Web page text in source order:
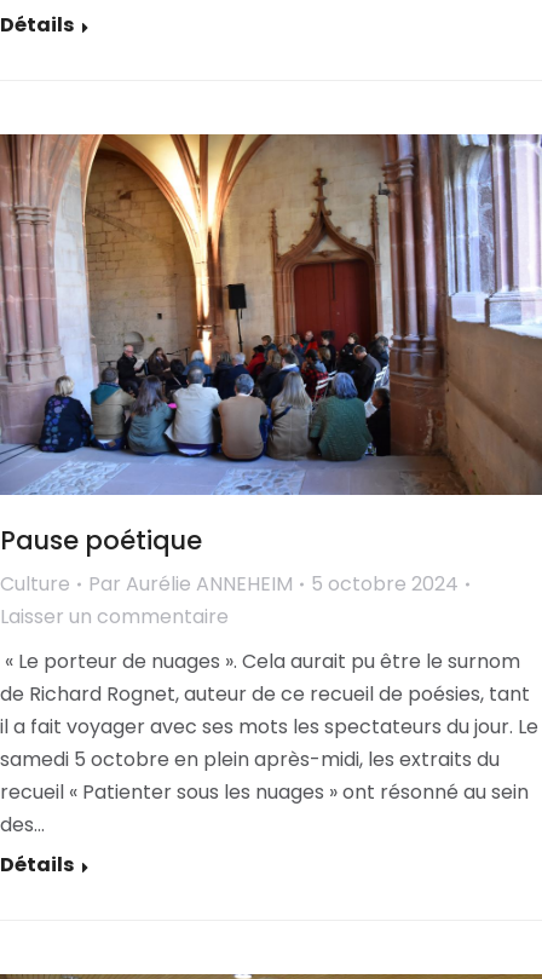
Détails
Pause poétique
Culture Par Aurélie ANNEHEIM
5 octobre 2024
Laisser un commentaire
« Le porteur de nuages ». Cela aurait pu être le surnom
de Richard Rognet, auteur de ce recueil de poésies, tant
il a fait voyager avec ses mots les spectateurs du jour. Le
samedi 5 octobre en plein après-midi, les extraits du
recueil « Patienter sous les nuages » ont résonné au sein
des…
Détails